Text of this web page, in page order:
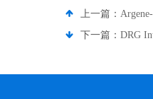
上一篇：
下一篇： DRG